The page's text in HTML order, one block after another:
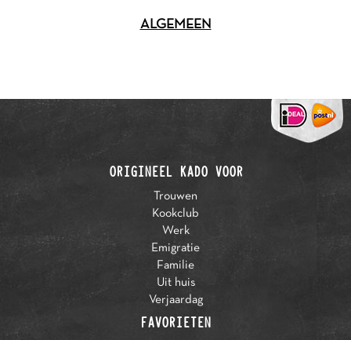
ALGEMEEN
ORIGINEEL KADO VOOR
Trouwen
Kookclub
Werk
Emigratie
Familie
Uit huis
Verjaardag
FAVORIETEN